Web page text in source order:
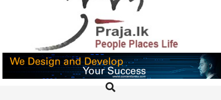
PRAJA.LK
Search